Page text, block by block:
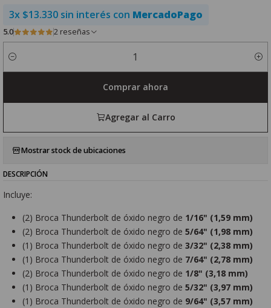
3x $13.330 sin interés con MercadoPago
5.0 2 reseñas
Cantidad
Agregar al Carro
Comprar ahora
Mostrar stock de ubicaciones
DESCRIPCIÓN
Incluye:
(2) Broca Thunderbolt de óxido negro de 1/16" (1,59 mm)
(2) Broca Thunderbolt de óxido negro de5/64" (1,98 mm)
(1) Broca Thunderbolt de óxido negro de3/32" (2,38 mm)
(1) Broca Thunderbolt de óxido negro de 7/64" (2,78 mm)
(2) Broca Thunderbolt de óxido negro de 1/8" (3,18 mm)
(1) Broca Thunderbolt de óxido negro de5/32" (3,97 mm)
(1) Broca Thunderbolt de óxido negro de 9/64" (3,57 mm)